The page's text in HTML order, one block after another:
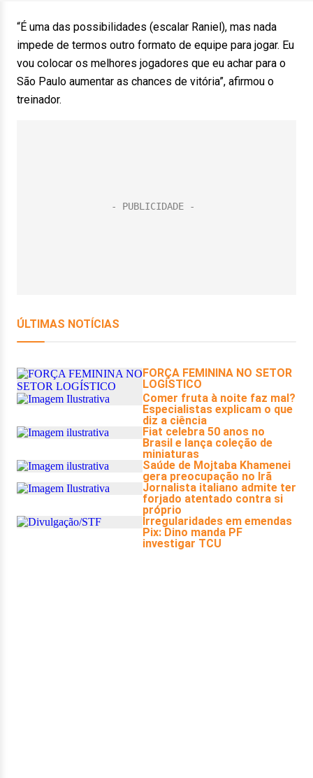
“É uma das possibilidades (escalar Raniel), mas nada
impede de termos outro formato de equipe para jogar. Eu
vou colocar os melhores jogadores que eu achar para o
São Paulo aumentar as chances de vitória”, afirmou o
treinador.